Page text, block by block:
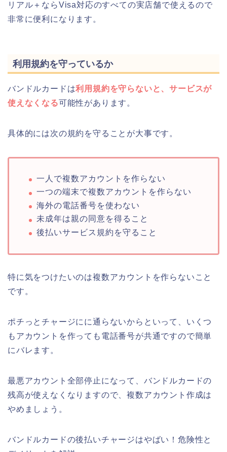
リアル＋ならVisa対応のすべての実店舗で使えるので
非常に便利になります。
利用規約を守っているか
バンドルカードは利用規約を守らないと、サービスが
使えなくなる可能性があります。
具体的には次の規約を守ることが大事です。
一人で複数アカウントを作らない
一つの端末で複数アカウントを作らない
海外の電話番号を使わない
未成年は親の同意を得ること
後払いサービス規約を守ること
特に気をつけたいのは複数アカウントを作らないこと
です。
ポチっとチャージにに通らないからといって、いくつ
もアカウントを作っても電話番号が共通ですので簡単
にバレます。
最悪アカウント全部停止になって、バンドルカードの
残高が使えなくなりますので、複数アカウント作成は
やめましょう。
バンドルカードの後払いチャージはやばい！危険性と